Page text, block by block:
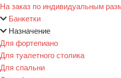
На заказ по индивидуальным
Банкетки
Назначение
Для фортепиано
Для туалетного столика
Для спальни